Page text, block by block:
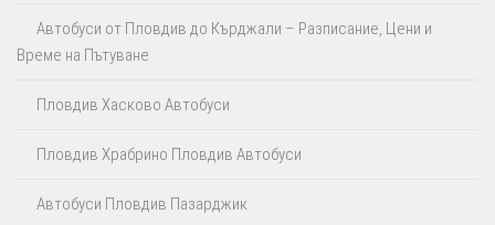
Автобуси от Пловдив до Кърджали – Разписание, Цени и
Време на Пътуване
Пловдив Хасково Автобуси
Пловдив Храбрино Пловдив Автобуси
Автобуси Пловдив Пазарджик